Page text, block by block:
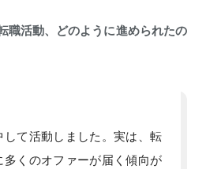
職活動、どのように進められたの
て活動しました。実は、転
くのオファーが届く傾向が